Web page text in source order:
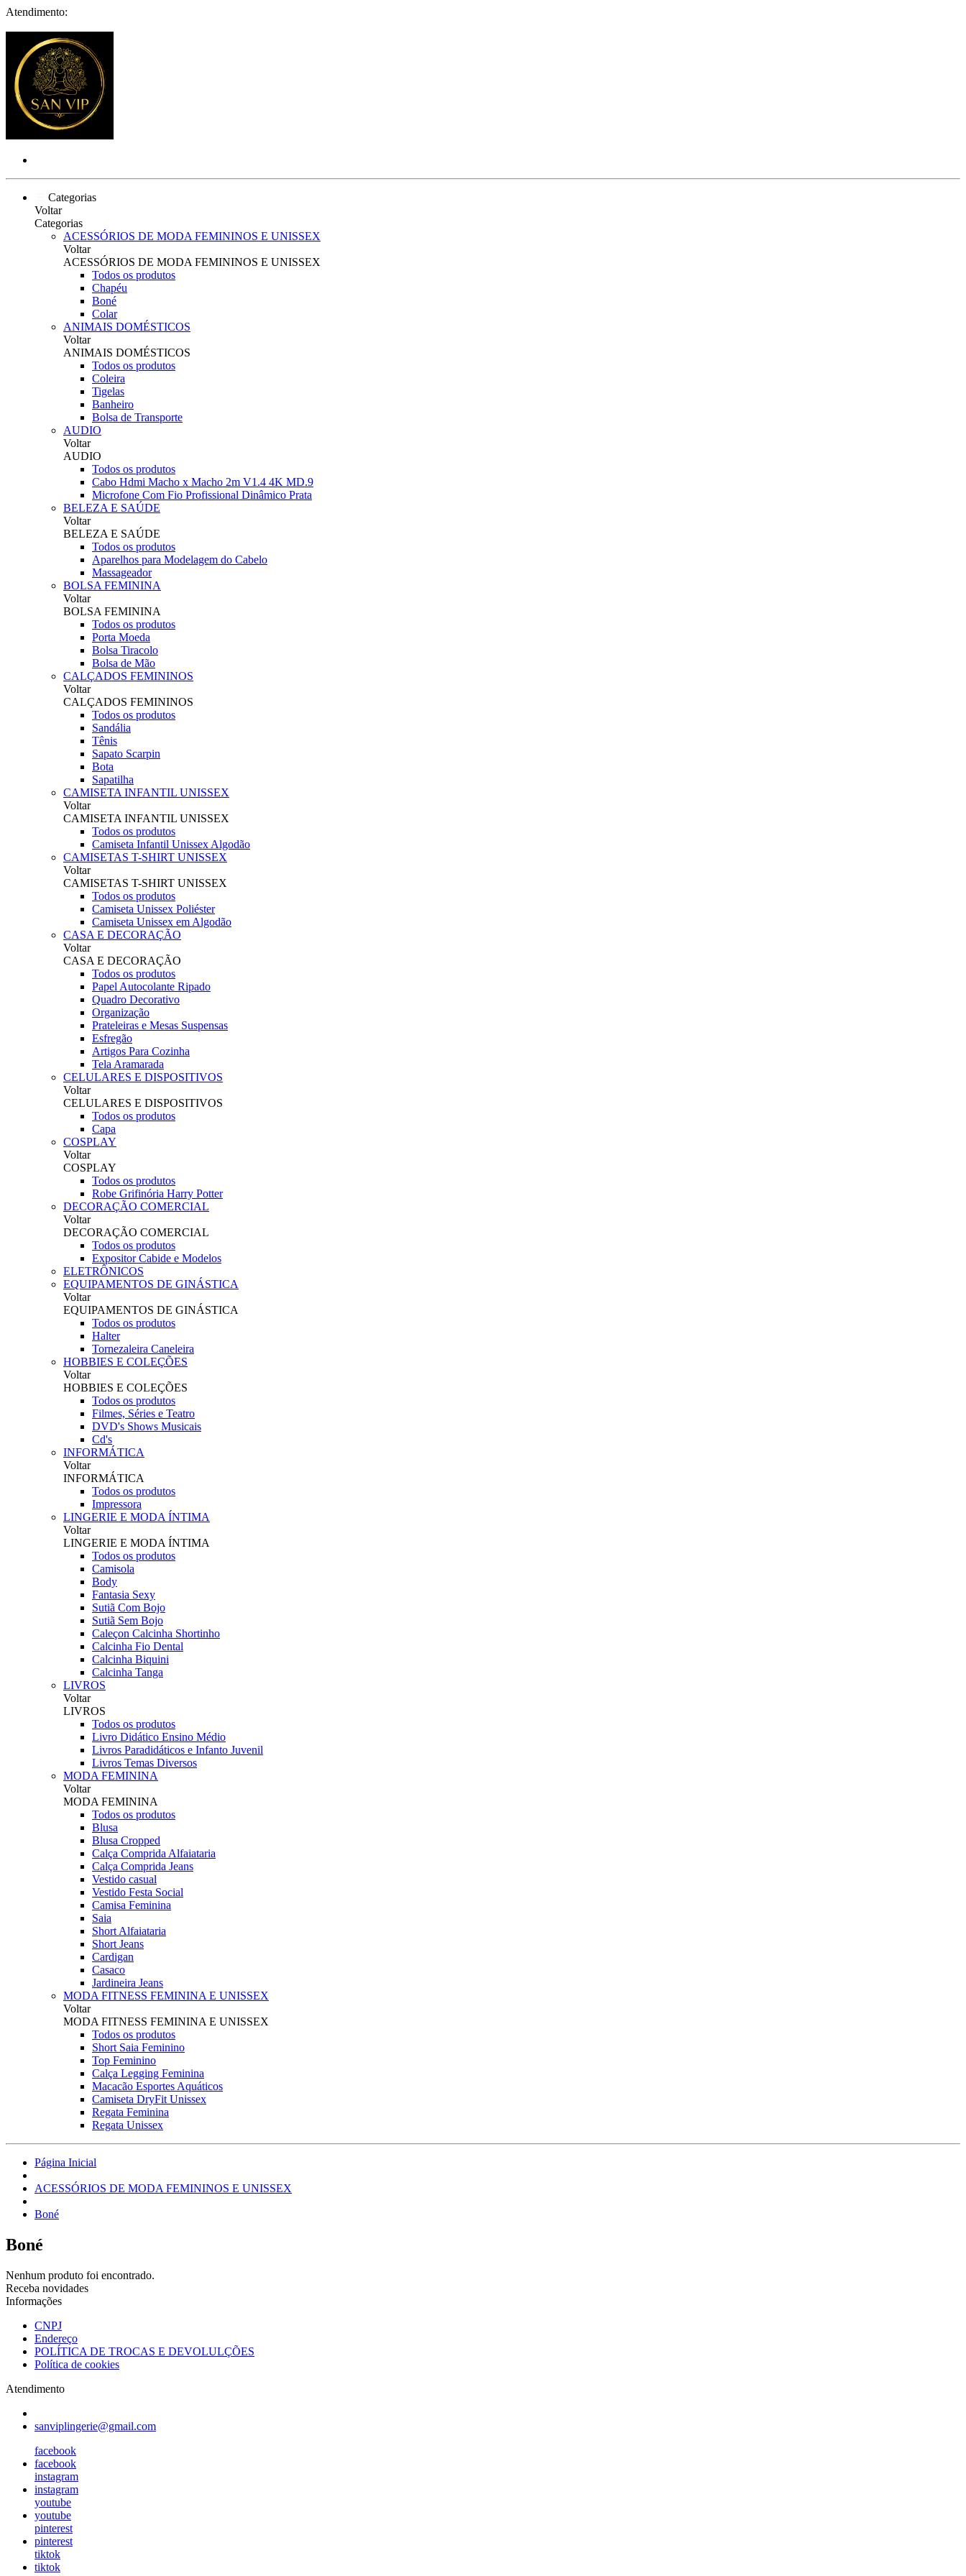
Atendimento:
Categorias
Voltar
Categorias
ACESSÓRIOS DE MODA FEMININOS E UNISSEX
Voltar
ACESSÓRIOS DE MODA FEMININOS E UNISSEX
Todos os produtos
Chapéu
Boné
Colar
ANIMAIS DOMÉSTICOS
Voltar
ANIMAIS DOMÉSTICOS
Todos os produtos
Coleira
Tigelas
Banheiro
Bolsa de Transporte
AUDIO
Voltar
AUDIO
Todos os produtos
Cabo Hdmi Macho x Macho 2m V1.4 4K MD.9
Microfone Com Fio Profissional Dinâmico Prata
BELEZA E SAÚDE
Voltar
BELEZA E SAÚDE
Todos os produtos
Aparelhos para Modelagem do Cabelo
Massageador
BOLSA FEMININA
Voltar
BOLSA FEMININA
Todos os produtos
Porta Moeda
Bolsa Tiracolo
Bolsa de Mão
CALÇADOS FEMININOS
Voltar
CALÇADOS FEMININOS
Todos os produtos
Sandália
Tênis
Sapato Scarpin
Bota
Sapatilha
CAMISETA INFANTIL UNISSEX
Voltar
CAMISETA INFANTIL UNISSEX
Todos os produtos
Camiseta Infantil Unissex Algodão
CAMISETAS T-SHIRT UNISSEX
Voltar
CAMISETAS T-SHIRT UNISSEX
Todos os produtos
Camiseta Unissex Poliéster
Camiseta Unissex em Algodão
CASA E DECORAÇÃO
Voltar
CASA E DECORAÇÃO
Todos os produtos
Papel Autocolante Ripado
Quadro Decorativo
Organização
Prateleiras e Mesas Suspensas
Esfregão
Artigos Para Cozinha
Tela Aramarada
CELULARES E DISPOSITIVOS
Voltar
CELULARES E DISPOSITIVOS
Todos os produtos
Capa
COSPLAY
Voltar
COSPLAY
Todos os produtos
Robe Grifinória Harry Potter
DECORAÇÃO COMERCIAL
Voltar
DECORAÇÃO COMERCIAL
Todos os produtos
Expositor Cabide e Modelos
ELETRÔNICOS
EQUIPAMENTOS DE GINÁSTICA
Voltar
EQUIPAMENTOS DE GINÁSTICA
Todos os produtos
Halter
Tornezaleira Caneleira
HOBBIES E COLEÇÕES
Voltar
HOBBIES E COLEÇÕES
Todos os produtos
Filmes, Séries e Teatro
DVD's Shows Musicais
Cd's
INFORMÁTICA
Voltar
INFORMÁTICA
Todos os produtos
Impressora
LINGERIE E MODA ÍNTIMA
Voltar
LINGERIE E MODA ÍNTIMA
Todos os produtos
Camisola
Body
Fantasia Sexy
Sutiã Com Bojo
Sutiã Sem Bojo
Caleçon Calcinha Shortinho
Calcinha Fio Dental
Calcinha Biquini
Calcinha Tanga
LIVROS
Voltar
LIVROS
Todos os produtos
Livro Didático Ensino Médio
Livros Paradidáticos e Infanto Juvenil
Livros Temas Diversos
MODA FEMININA
Voltar
MODA FEMININA
Todos os produtos
Blusa
Blusa Cropped
Calça Comprida Alfaiataria
Calça Comprida Jeans
Vestido casual
Vestido Festa Social
Camisa Feminina
Saia
Short Alfaiataria
Short Jeans
Cardigan
Casaco
Jardineira Jeans
MODA FITNESS FEMININA E UNISSEX
Voltar
MODA FITNESS FEMININA E UNISSEX
Todos os produtos
Short Saia Feminino
Top Feminino
Calça Legging Feminina
Macacão Esportes Aquáticos
Camiseta DryFit Unissex
Regata Feminina
Regata Unissex
Página Inicial
ACESSÓRIOS DE MODA FEMININOS E UNISSEX
Boné
Boné
Nenhum produto foi encontrado.
Receba novidades
Informações
CNPJ
Endereço
POLÍTICA DE TROCAS E DEVOLULÇÕES
Política de cookies
Atendimento
sanviplingerie@gmail.com
facebook
facebook
instagram
instagram
youtube
youtube
pinterest
pinterest
tiktok
tiktok